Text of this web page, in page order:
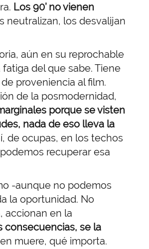
Los 90’ no vienen
neutralizan, los desvalijan
aún en su reprochable
del que sabe. Tiene
proveniencia al film.
de la posmodernidad,
porque se visten
nada de eso lleva la
de ocupas, en los techos
recuperar esa
-aunque no podemos
la oportunidad. No
accionan en la
consecuencias, se la
muere, qué importa.